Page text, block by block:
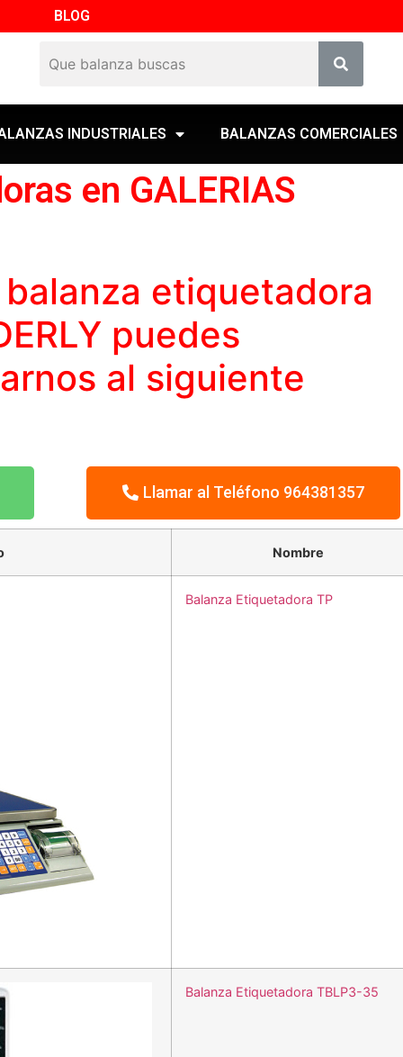
BLOG
INDUSTRIALES BALANZAS COMERCIALES
en GALERIAS
balanza etiquetadora
puedes
al siguiente
Llamar al Teléfono 964381357
Nombre
Balanza Etiquetadora TP
Balanza Etiquetadora TBLP3-35